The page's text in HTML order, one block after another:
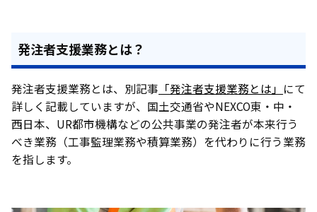
発注者支援業務とは？
発注者支援業務とは、別記事 「発注者支援業務とは」 にて
詳しく記載していますが、国土交通省やNEXCO東・中・
西日本、UR都市機構などの公共事業の発注者が本来行う
べき業務（工事監理業務や積算業務）を代わりに行う業務
を指します。